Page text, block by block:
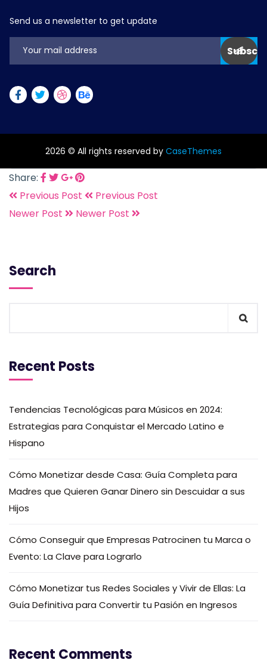
Send us a newsletter to get update
2026 © All rights reserved by CaseThemes
Share:
Previous Post
Previous Post
Newer Post
Newer Post
Search
Recent Posts
Tendencias Tecnológicas para Músicos en 2024:
Estrategias para Conquistar el Mercado Latino e
Hispano
Cómo Monetizar desde Casa: Guía Completa para
Madres que Quieren Ganar Dinero sin Descuidar a sus
Hijos
Cómo Conseguir que Empresas Patrocinen tu Marca o
Evento: La Clave para Lograrlo
Cómo Monetizar tus Redes Sociales y Vivir de Ellas: La
Guía Definitiva para Convertir tu Pasión en Ingresos
Recent Comments